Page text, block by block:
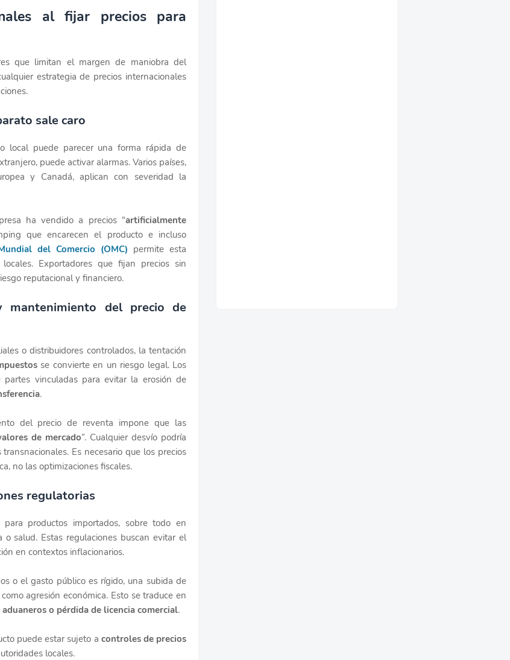
al fijar precios para
que limitan el margen de maniobra del
estrategia de precios internacionales
sale caro
local puede parecer una forma rápida de
puede activar alarmas. Varios países,
y Canadá, aplican con severidad la
ha vendido a precios "artificialmente
que encarecen el producto e incluso
del Comercio (OMC) permite esta
Exportadores que fijan precios sin
reputacional y financiero.
mantenimiento del precio de
o distribuidores controlados, la tentación
se convierte en un riesgo legal. Los
partes vinculadas para evitar la erosión de
.
del precio de reventa impone que las
de mercado”. Cualquier desvío podría
Es necesario que los precios
no las optimizaciones fiscales.
regulatorias
productos importados, sobre todo en
salud. Estas regulaciones buscan evitar el
en contextos inflacionarios.
o el gasto público es rígido, una subida de
agresión económica. Esto se traduce en
o pérdida de licencia comercial.
puede estar sujeto a controles de precios
locales.